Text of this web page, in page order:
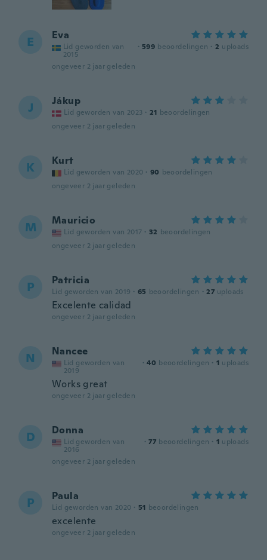
E Eva
Lid geworden van
2015
· 599 beoordelingen · 2 uploads
ongeveer 2 jaar geleden
J Jákup
Lid geworden van 2023 · 21 beoordelingen
ongeveer 2 jaar geleden
K Kurt
Lid geworden van 2020 · 90 beoordelingen
ongeveer 2 jaar geleden
M Mauricio
Lid geworden van 2017 · 32 beoordelingen
ongeveer 2 jaar geleden
P Patricia
Lid geworden van 2019 · 65 beoordelingen · 27 uploads
Excelente calidad
ongeveer 2 jaar geleden
N Nancee
Lid geworden van
2019
· 40 beoordelingen · 1 uploads
Works great
ongeveer 2 jaar geleden
D Donna
Lid geworden van
2016
· 77 beoordelingen · 1 uploads
ongeveer 2 jaar geleden
P Paula
Lid geworden van 2020 · 51 beoordelingen
excelente
ongeveer 2 jaar geleden